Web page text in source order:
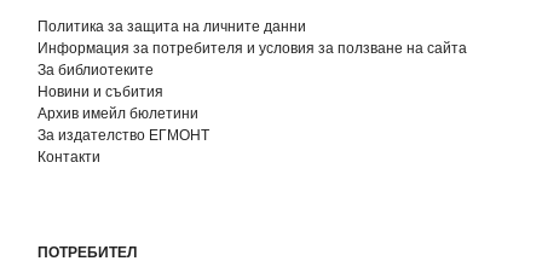
Политика за защита на личните данни
Информация за потребителя и условия за ползване на сайта
За библиотеките
Новини и събития
Архив имейл бюлетини
За издателство ЕГМОНТ
Контакти
ПОТРЕБИТЕЛ